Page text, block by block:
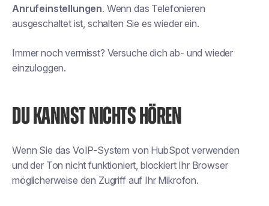
Anrufeinstellungen. Wenn das Telefonieren
ausgeschaltet ist, schalten Sie es wieder ein.
Immer noch vermisst? Versuche dich ab- und wieder
einzuloggen.
DU KANNST NICHTS HÖREN
Wenn Sie das VoIP-System von HubSpot verwenden
und der Ton nicht funktioniert, blockiert Ihr Browser
möglicherweise den Zugriff auf Ihr Mikrofon.